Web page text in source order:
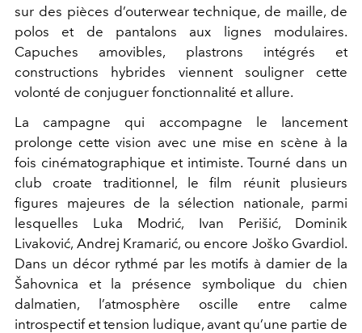
sur des pièces d’outerwear technique, de maille, de
polos et de pantalons aux lignes modulaires.
Capuches amovibles, plastrons intégrés et
constructions hybrides viennent souligner cette
volonté de conjuguer fonctionnalité et allure.
La campagne qui accompagne le lancement
prolonge cette vision avec une mise en scène à la
fois cinématographique et intimiste. Tourné dans un
club croate traditionnel, le film réunit plusieurs
figures majeures de la sélection nationale, parmi
lesquelles Luka Modrić, Ivan Perišić, Dominik
Livaković, Andrej Kramarić, ou encore Joško Gvardiol.
Dans un décor rythmé par les motifs à damier de la
Šahovnica et la présence symbolique du chien
dalmatien, l’atmosphère oscille entre calme
introspectif et tension ludique, avant qu’une partie de